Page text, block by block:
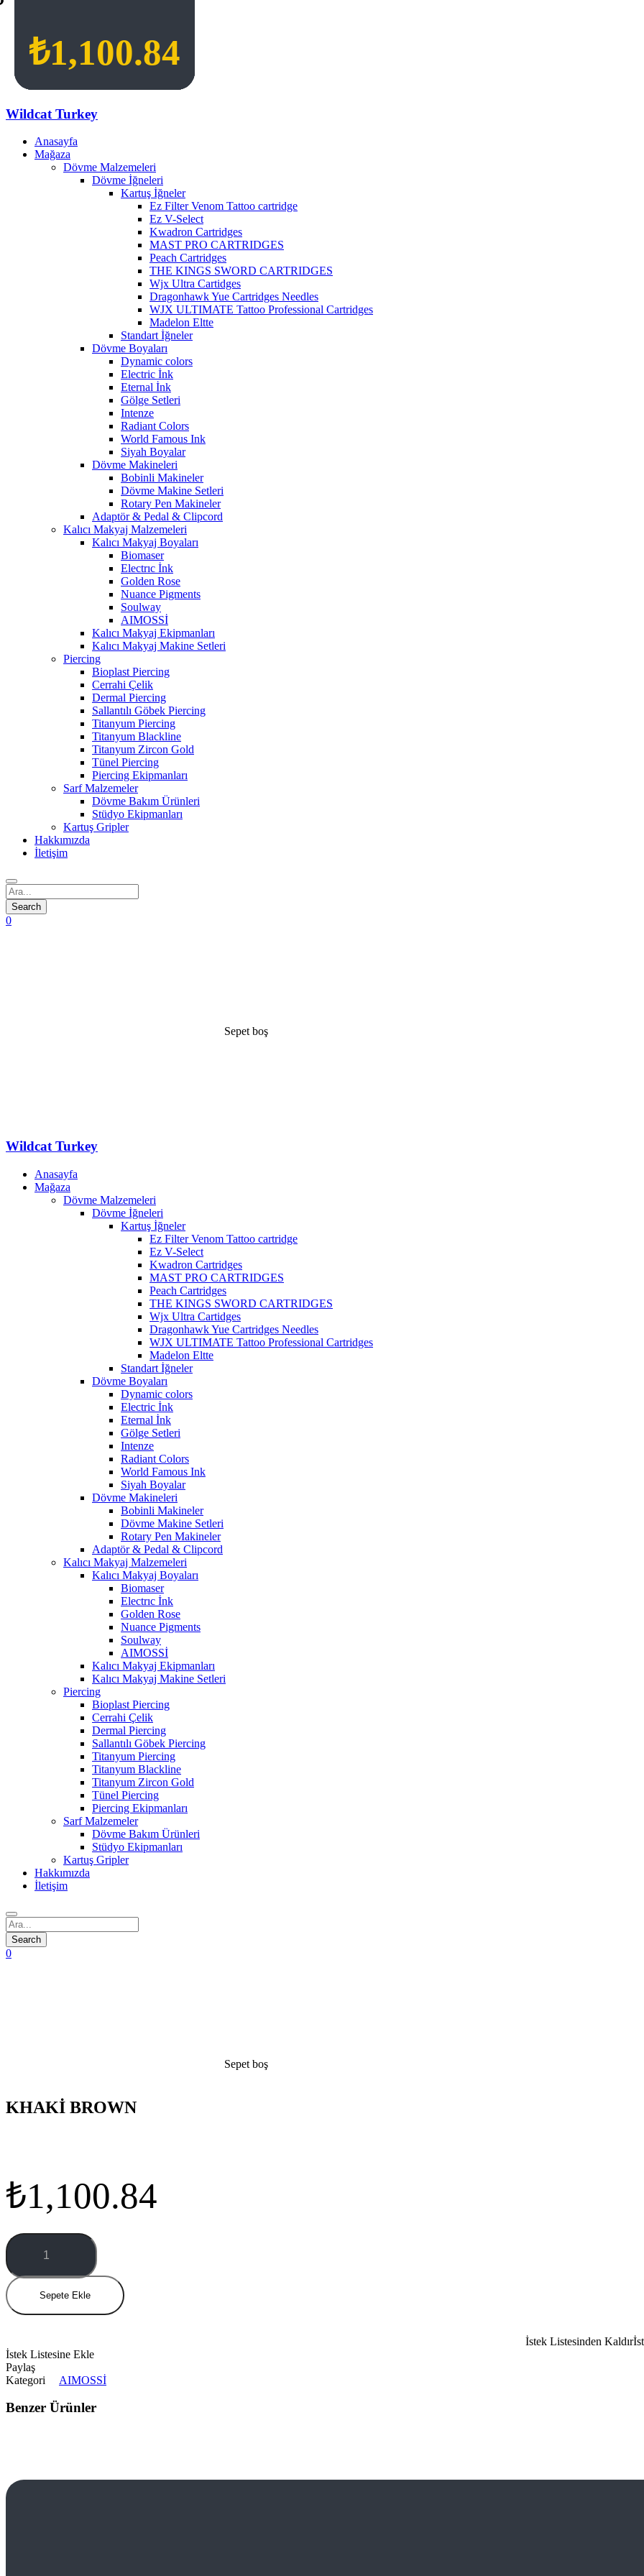
Wildcat Turkey
Anasayfa
Mağaza
Dövme Malzemeleri
Dövme İğneleri
Kartuş İğneler
Ez Filter Venom Tattoo cartridge
Ez V-Select
Kwadron Cartridges
MAST PRO CARTRIDGES
Peach Cartridges
THE KINGS SWORD CARTRIDGES
Wjx Ultra Cartidges
Dragonhawk Yue Cartridges Needles
WJX ULTIMATE Tattoo Professional Cartridges
Madelon Eltte
Standart İğneler
Dövme Boyaları
Dynamic colors
Electric İnk
Eternal İnk
Gölge Setleri
Intenze
Radiant Colors
World Famous Ink
Siyah Boyalar
Dövme Makineleri
Bobinli Makineler
Dövme Makine Setleri
Rotary Pen Makineler
Adaptör & Pedal & Clipcord
Kalıcı Makyaj Malzemeleri
Kalıcı Makyaj Boyaları
Biomaser
Electrıc İnk
Golden Rose
Nuance Pigments
Soulway
AIMOSSİ
Kalıcı Makyaj Ekipmanları
Kalıcı Makyaj Makine Setleri
Piercing
Bioplast Piercing
Cerrahi Çelik
Dermal Piercing
Sallantılı Göbek Piercing
Titanyum Piercing
Titanyum Blackline
Titanyum Zircon Gold
Tünel Piercing
Piercing Ekipmanları
Sarf Malzemeler
Dövme Bakım Ürünleri
Stüdyo Ekipmanları
Kartuş Gripler
Hakkımızda
İletişim
0
Sepet boş
Wildcat Turkey
Anasayfa
Mağaza
Dövme Malzemeleri
Dövme İğneleri
Kartuş İğneler
Ez Filter Venom Tattoo cartridge
Ez V-Select
Kwadron Cartridges
MAST PRO CARTRIDGES
Peach Cartridges
THE KINGS SWORD CARTRIDGES
Wjx Ultra Cartidges
Dragonhawk Yue Cartridges Needles
WJX ULTIMATE Tattoo Professional Cartridges
Madelon Eltte
Standart İğneler
Dövme Boyaları
Dynamic colors
Electric İnk
Eternal İnk
Gölge Setleri
Intenze
Radiant Colors
World Famous Ink
Siyah Boyalar
Dövme Makineleri
Bobinli Makineler
Dövme Makine Setleri
Rotary Pen Makineler
Adaptör & Pedal & Clipcord
Kalıcı Makyaj Malzemeleri
Kalıcı Makyaj Boyaları
Biomaser
Electrıc İnk
Golden Rose
Nuance Pigments
Soulway
AIMOSSİ
Kalıcı Makyaj Ekipmanları
Kalıcı Makyaj Makine Setleri
Piercing
Bioplast Piercing
Cerrahi Çelik
Dermal Piercing
Sallantılı Göbek Piercing
Titanyum Piercing
Titanyum Blackline
Titanyum Zircon Gold
Tünel Piercing
Piercing Ekipmanları
Sarf Malzemeler
Dövme Bakım Ürünleri
Stüdyo Ekipmanları
Kartuş Gripler
Hakkımızda
İletişim
0
Sepet boş
KHAKİ BROWN
₺1,100.84
KHAKİ
BROWN
miktar
Sepete Ekle
İstek Listesinden Kaldır
İstek Listesine Ekle
Paylaş
Kategori
AIMOSSİ
Benzer Ürünler
₺1,100.84
₺1,100.84
₺1,100.84
₺1,100.84